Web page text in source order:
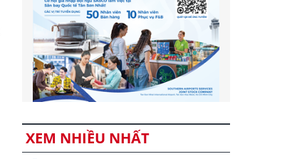
XEM NHIỀU NHẤT